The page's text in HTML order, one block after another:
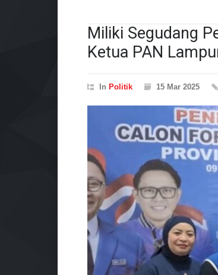
Miliki Segudang
Ketua PAN
In Politik 15 Mar 2025